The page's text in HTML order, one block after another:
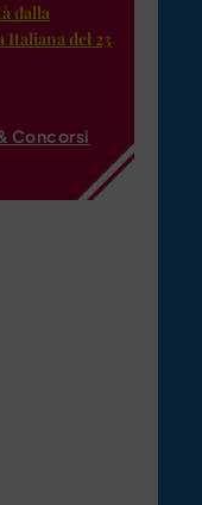
dalla
Italiana del 23
Concorsi